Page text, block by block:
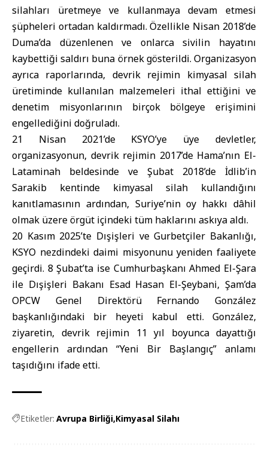
silahları üretmeye ve kullanmaya devam etmesi
şüpheleri ortadan kaldırmadı. Özellikle Nisan 2018’de
Duma’da düzenlenen ve onlarca sivilin hayatını
kaybettiği saldırı buna örnek gösterildi. Organizasyon
ayrıca raporlarında, devrik rejimin kimyasal silah
üretiminde kullanılan malzemeleri ithal ettiğini ve
denetim misyonlarının birçok bölgeye erişimini
engellediğini doğruladı.
21 Nisan 2021’de KSYO’ye üye devletler,
organizasyonun, devrik rejimin 2017’de Hama’nın El-
Lataminah beldesinde ve Şubat 2018’de İdlib’in
Sarakib kentinde kimyasal silah kullandığını
kanıtlamasının ardından, Suriye’nin oy hakkı dâhil
olmak üzere örgüt içindeki tüm haklarını askıya aldı.
20 Kasım 2025’te Dışişleri ve Gurbetçiler Bakanlığı,
KSYO nezdindeki daimi misyonunu yeniden faaliyete
geçirdi. 8 Şubat’ta ise Cumhurbaşkanı Ahmed El-Şara
ile Dışişleri Bakanı Esad Hasan El-Şeybani, Şam’da
OPCW Genel Direktörü Fernando González
başkanlığındaki bir heyeti kabul etti. González,
ziyaretin, devrik rejimin 11 yıl boyunca dayattığı
engellerin ardından “Yeni Bir Başlangıç” anlamı
taşıdığını ifade etti.
Etiketler: Avrupa Birliği Kimyasal Silahı